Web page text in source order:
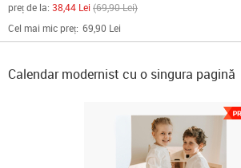
preț de la: 38,44 Lei 69,90 Lei
Cel mai mic preț: 69,90 Lei
Calendar modernist cu o singura pagină